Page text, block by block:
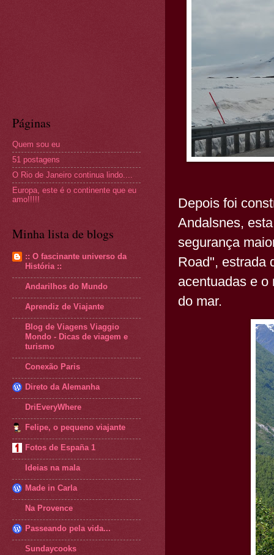
Depois foi
Andalsnes,
segurança
Road", estrada
acentuadas e o
do mar.
Páginas
Quem sou eu
51 postagens
O Rio de Janeiro continua lindo....
Europa, este é o continente que eu
amo!!!!!
Minha lista de blogs
:: O fascinante universo da
História ::
Andarilhos do Mundo
Aprendiz de Viajante
Blog de Viagens Viaggio
Mondo - Dicas de viagem e
turismo
Conexão Paris
Direto da Alemanha
DriEveryWhere
Felipe, o pequeno viajante
Fotos de España 1
Ideias na mala
Made in Carla
Na Provence
Passeando pela vida...
Sundaycooks